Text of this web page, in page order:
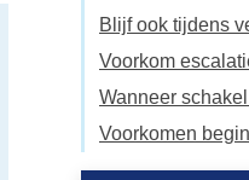
Blijf ook tijdens
Voorkom
Wanneer
Voorkomen